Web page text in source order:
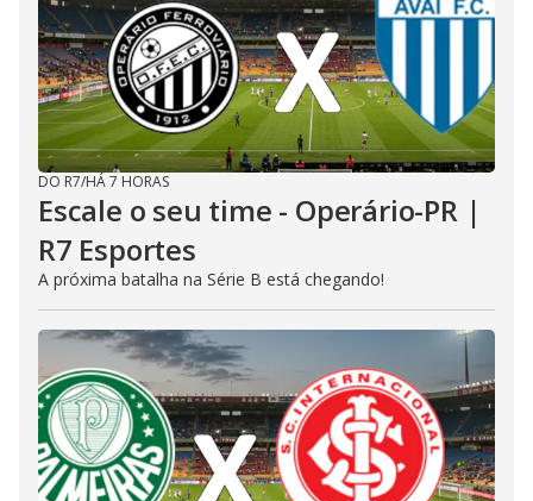
DO R7/HÁ 7 HORAS
Escale o seu time - Operário-PR |
R7 Esportes
A próxima batalha na Série B está chegando!